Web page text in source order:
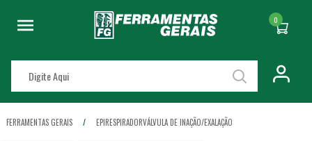
0
FERRAMENTAS GERAIS EPIRESPIRADORVÁLVULA DE INAÇÃO/EXALAÇÃO